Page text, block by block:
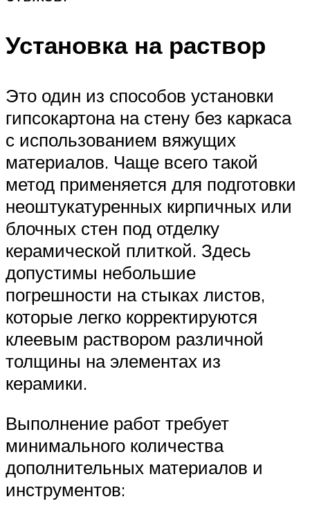
Установка на раствор
Это один из способов установки
гипсокартона на стену без каркаса
с использованием вяжущих
материалов. Чаще всего такой
метод применяется для подготовки
неоштукатуренных кирпичных или
блочных стен под отделку
керамической плиткой. Здесь
допустимы небольшие
погрешности на стыках листов,
которые легко корректируются
клеевым раствором различной
толщины на элементах из
керамики.
Выполнение работ требует
минимального количества
дополнительных материалов и
инструментов: